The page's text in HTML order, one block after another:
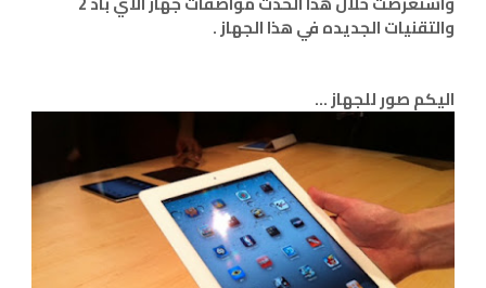
والتقنيات الجديده في هذا الجهاز .
اليكم صور للجهاز ...